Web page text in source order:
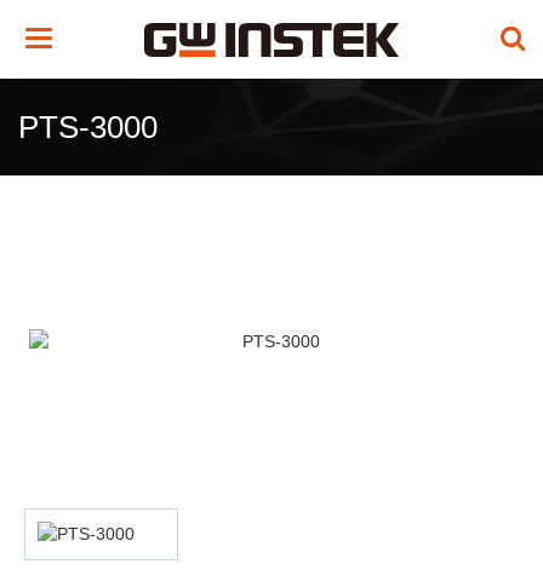
Toggle
PTS-3000